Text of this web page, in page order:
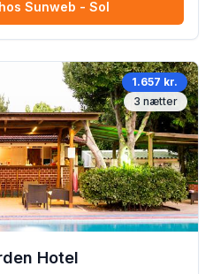
Sunweb - Sol
1.657 kr.
3 nætter
Hotel